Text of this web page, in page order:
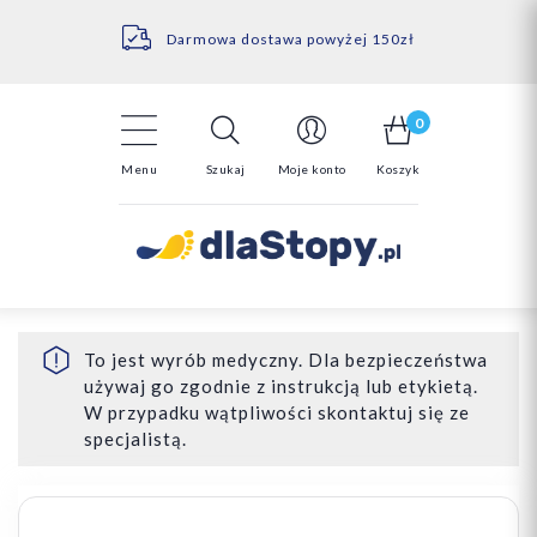
Darmowa dostawa powyżej 150zł
14 Dni na darmowy zwrot*
Menu Szukaj Moje konto
0
Koszyk
To jest wyrób medyczny. Dla bezpieczeństwa
używaj go zgodnie z instrukcją lub etykietą.
W przypadku wątpliwości skontaktuj się ze
specjalistą.